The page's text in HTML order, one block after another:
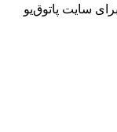
سایت پاتوق‌یو